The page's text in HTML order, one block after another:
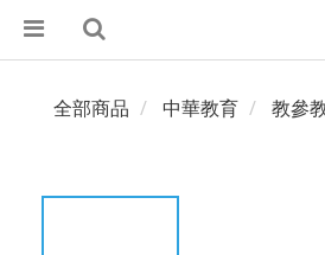
全部商品 中華教育 教參